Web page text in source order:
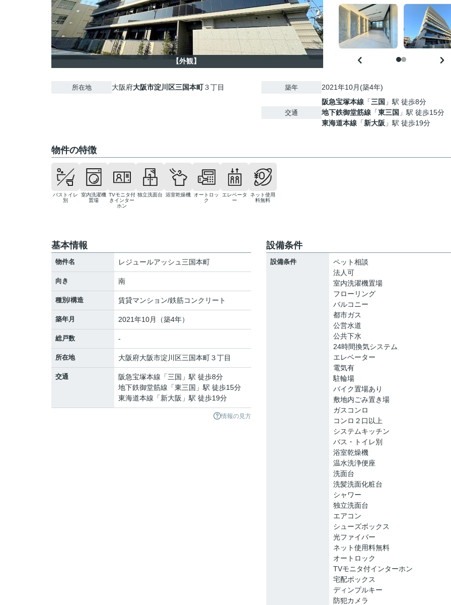
【外観】
所在地 大阪府大阪市淀川区三国本町３丁目 築年 2021年10月(築4年)
交通
阪急宝塚本線 「三国 」駅 徒歩8分
地下鉄御堂筋線 「東三国 」駅 徒歩15分
東海道本線 「新大阪 」駅 徒歩19分
物件の特徴
バストイレ
別
室内洗濯機
置場
TVモニタ付
きインター
ホン
独立洗面台 浴室乾燥機
オートロッ
ク
エレベータ
ー
ネット使用
料無料
基本情報
物件名 レジュールアッシュ三国本町
向き 南
種別/構造 賃貸マンション/鉄筋コンクリート
築年月 2021年10月（築4年）
総戸数 -
所在地 大阪府大阪市淀川区三国本町３丁目
交通 阪急宝塚本線 「三国 」駅 徒歩8分
地下鉄御堂筋線 「東三国 」駅 徒歩15分
東海道本線 「新大阪 」駅 徒歩19分
情報の見方
設備条件
設備条件
ペット相談
法人可
室内洗濯機置場
フローリング
バルコニー
都市ガス
公営水道
公共下水
24時間換気システム
エレベーター
電気有
駐輪場
バイク置場あり
敷地内ごみ置き場
ガスコンロ
コンロ２口以上
システムキッチン
バス・トイレ別
浴室乾燥機
温水洗浄便座
洗面台
洗髪洗面化粧台
シャワー
独立洗面台
エアコン
シューズボックス
光ファイバー
ネット使用料無料
オートロック
TVモニタ付インターホン
宅配ボックス
ディンプルキー
防犯カメラ